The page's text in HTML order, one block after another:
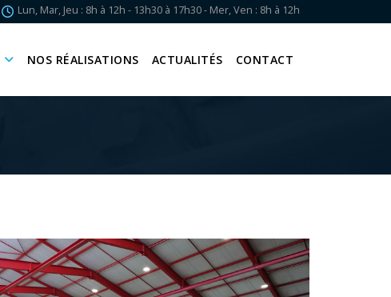
Lun, Mar, Jeu : 8h à 12h - 13h30 à 17h30 - Mer, Ven : 8h à 12h
NOS RÉALISATIONS ACTUALITÉS CONTACT